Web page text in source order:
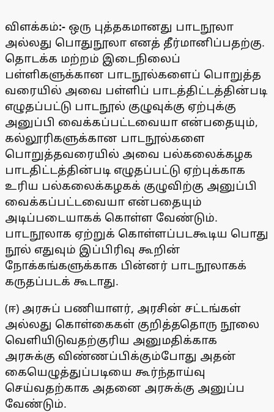
விளக்கம்:- ஒரு புத்தகமானது பாடநூலா
அல்லது பொதுநூலா எனத் தீர்மானிப்பதற்கு.
தொடக்க மற்றம் இடைநிலைப்
பள்ளிகளுக்கான பாடநூல்களைப் பொறுத்த
வரையில் அவை பள்ளிப் பாடத்திட்டத்தின்படி
எழுதப்பட்டு பாடநூல் குழுவுக்கு ஏற்புக்கு
அனுப்பி வைக்கப்பட்டவையா என்பதையும்,
கல்லூரிகளுக்கான பாடநூல்களை
பொறுத்தவரையில் அவை பல்கலைக்கழக
பாடதிட்டத்தின்படி எழுதப்பட்டு ஏற்புக்காக
உரிய பல்கலைக்கழகக் குழுவிற்கு அனுப்பி
வைக்கப்பட்டவையா என்பதையும்
அடிப்படையாகக் கொள்ள வேண்டும்.
பாடநூலாக ஏற்றுக் கொள்ளப்படகூடிய பொது
நூல் எதுவும் இப்பிரிவு கூறின்
நோக்கங்களுக்காக பின்னர் பாடநூலாகக்
கருதப்படக் கூடாது.
(ஈ) அரசுப் பணியாளர், அரசின் சட்டங்கள்
அல்லது கொள்கைகள் குறித்ததொரு நூலை
வெளியிடுவதற்குரிய அனுமதிக்காக
அரசுக்கு விண்ணப்பிக்கும்போது அதன்
கையெழுத்துப்படியை கூர்ந்தாய்வு
செய்வதற்காக அதனை அரசுக்கு அனுப்ப
வேண்டும்.